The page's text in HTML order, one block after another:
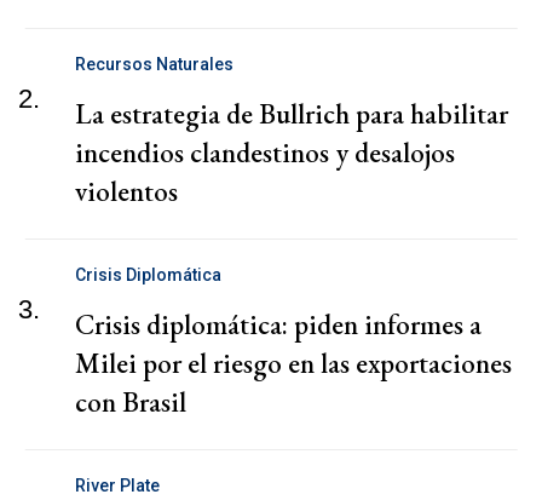
2.
Recursos Naturales
La estrategia de Bullrich para habilitar
incendios clandestinos y desalojos
violentos
3.
Crisis Diplomática
Crisis diplomática: piden informes a
Milei por el riesgo en las exportaciones
con Brasil
River Plate